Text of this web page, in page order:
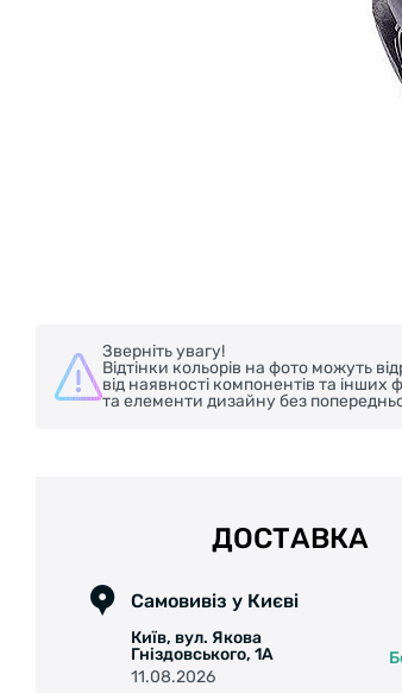
Зверніть увагу!
Відтінки кольорів на фото можуть
від наявності компонентів та
та елементи дизайну без
ДОСТАВКА
Самовивіз у Києві
Київ, вул. Якова
Гніздовського, 1А
11.08.2026